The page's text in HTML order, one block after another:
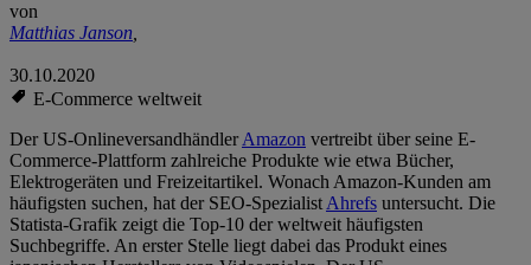
von
Matthias Janson,
30.10.2020
E-Commerce weltweit
Der US-OnlineversandhändlerAmazon vertreibt über seine E-
Commerce-Plattform zahlreiche Produkte wie etwa Bücher,
Elektrogeräten und Freizeitartikel. Wonach Amazon-Kunden am
häufigsten suchen, hat der SEO-SpezialistAhrefs untersucht. Die
Statista-Grafik zeigt die Top-10 der weltweit häufigsten
Suchbegriffe. An erster Stelle liegt dabei das Produkt eines